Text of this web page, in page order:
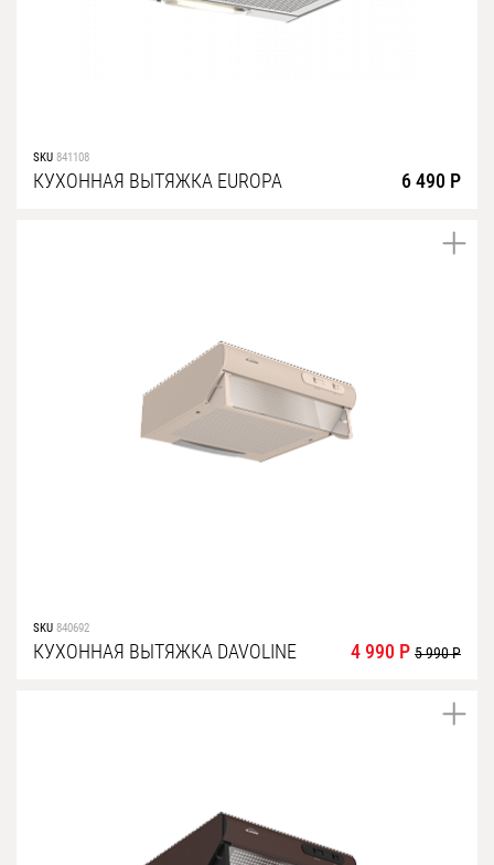
SKU 841108
КУХОННАЯ ВЫТЯЖКА EUROPA 6 490 Р
SKU 840692
КУХОННАЯ ВЫТЯЖКА DAVOLINE 4 990 Р 5 990 Р